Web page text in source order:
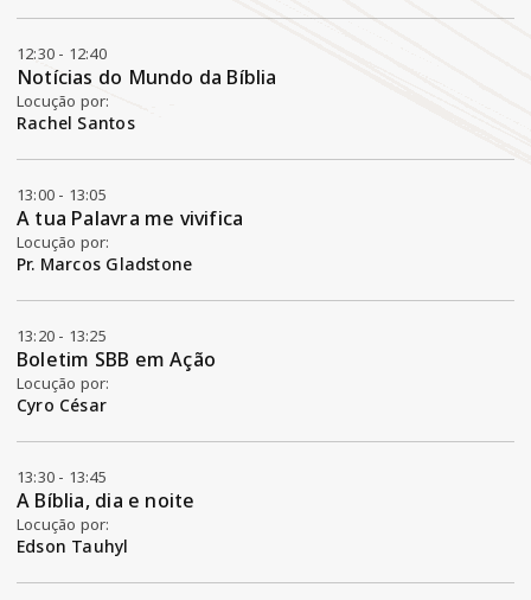
12:30 - 12:40
Notícias do Mundo da Bíblia
Locução por:
Rachel Santos
13:00 - 13:05
A tua Palavra me vivifica
Locução por:
Pr. Marcos Gladstone
13:20 - 13:25
Boletim SBB em Ação
Locução por:
Cyro César
13:30 - 13:45
A Bíblia, dia e noite
Locução por:
Edson Tauhyl